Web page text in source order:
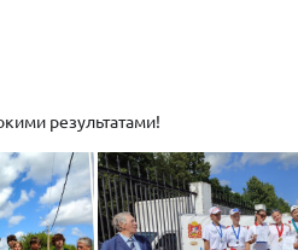
результатами!